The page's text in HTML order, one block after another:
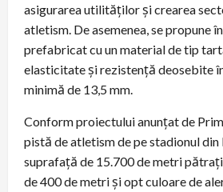
asigurarea utilităților și crearea
atletism. De asemenea, se propune
prefabricat cu un material de tip
elasticitate și rezistență deosebite
minimă de 13,5 mm.
Conform proiectului anunțat de
pistă de atletism de pe stadionul din
suprafață de 15.700 de metri
de 400 de metri și opt culoare de